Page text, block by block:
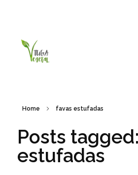
Home favas estufadas
Posts
estufadas